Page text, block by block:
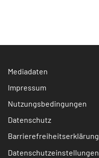
Mediadaten
Impressum
Nutzungsbedingungen
Datenschutz
Barrierefreiheitserklärung
Datenschutzeinstellungen